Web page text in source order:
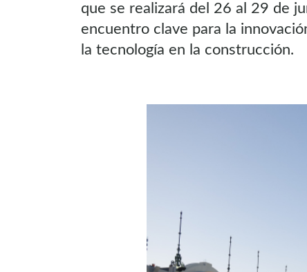
que se realizará del 26 al 29 de
encuentro clave para la
la tecnología en la construcción.